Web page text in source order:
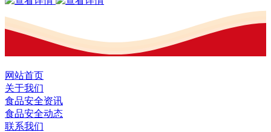
网站首页
关于我们
食品安全资讯
食品安全动态
联系我们